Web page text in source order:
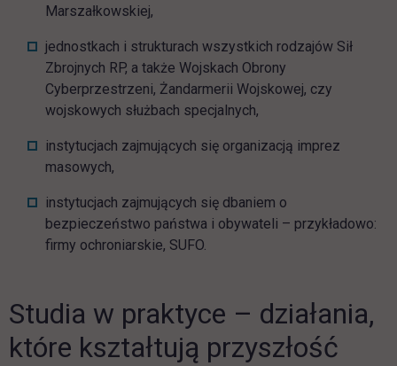
Marszałkowskiej,
jednostkach i strukturach wszystkich rodzajów Sił
Zbrojnych RP, a także Wojskach Obrony
Cyberprzestrzeni, Żandarmerii Wojskowej, czy
wojskowych służbach specjalnych,
instytucjach zajmujących się organizacją imprez
masowych,
instytucjach zajmujących się dbaniem o
bezpieczeństwo państwa i obywateli – przykładowo:
firmy ochroniarskie, SUFO.
Studia w praktyce – działania,
które kształtują przyszłość
Pomiń galerię